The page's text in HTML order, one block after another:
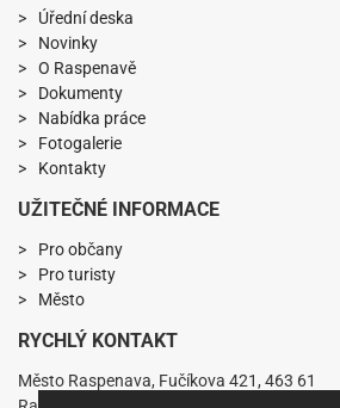
Úřední deska
Novinky
O Raspenavě
Dokumenty
Nabídka práce
Fotogalerie
Kontakty
UŽITEČNÉ INFORMACE
Pro občany
Pro turisty
Město
RYCHLÝ KONTAKT
Město Raspenava, Fučíkova 421, 463 61